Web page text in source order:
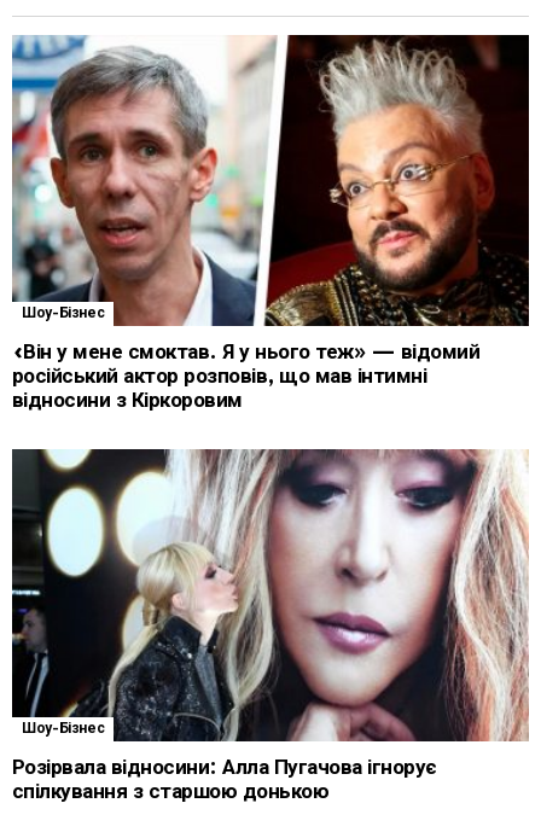
Шоу-Бізнес
«Він у мене смоктав. Я у нього теж» — відомий
російський актор розповів, що мав інтимні
відносини з Кіркоровим
Шоу-Бізнес
Розірвала відносини: Алла Пугачова ігнорує
спілкування з старшою донькою